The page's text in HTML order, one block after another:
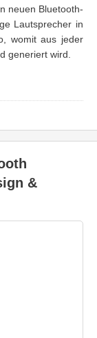
neuen Bluetooth-
Lautsprecher in
womit aus jeder
generiert wird.
&